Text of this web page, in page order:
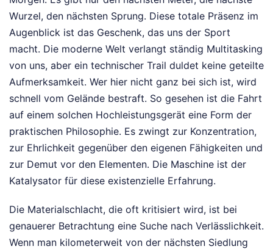
Wurzel, den nächsten Sprung. Diese totale Präsenz im
Augenblick ist das Geschenk, das uns der Sport
macht. Die moderne Welt verlangt ständig Multitasking
von uns, aber ein technischer Trail duldet keine geteilte
Aufmerksamkeit. Wer hier nicht ganz bei sich ist, wird
schnell vom Gelände bestraft. So gesehen ist die Fahrt
auf einem solchen Hochleistungsgerät eine Form der
praktischen Philosophie. Es zwingt zur Konzentration,
zur Ehrlichkeit gegenüber den eigenen Fähigkeiten und
zur Demut vor den Elementen. Die Maschine ist der
Katalysator für diese existenzielle Erfahrung.
Die Materialschlacht, die oft kritisiert wird, ist bei
genauerer Betrachtung eine Suche nach Verlässlichkeit.
Wenn man kilometerweit von der nächsten Siedlung